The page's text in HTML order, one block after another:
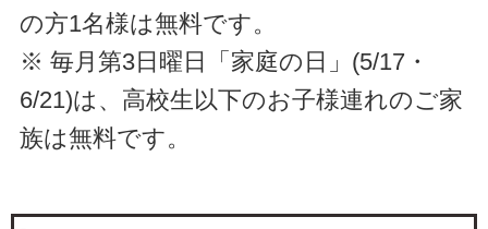
の方1名様は無料です。
※ 毎月第3日曜日「家庭の日」(5/17・
6/21)は、高校生以下のお子様連れのご家
族は無料です。